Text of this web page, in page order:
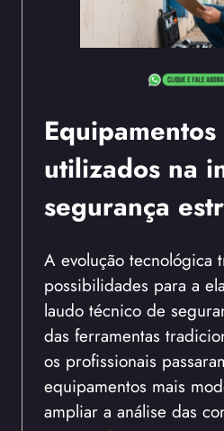
utilizados na
segurança
A evolução tecnológica
possibilidades para a
laudo técnico de
das ferramentas
os profissionais
equipamentos mais
ampliar a análise das